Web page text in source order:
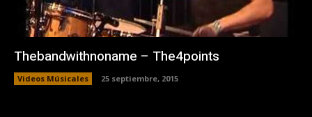
Thebandwithnoname – The4points
Videos Músicales 25 septiembre, 2015